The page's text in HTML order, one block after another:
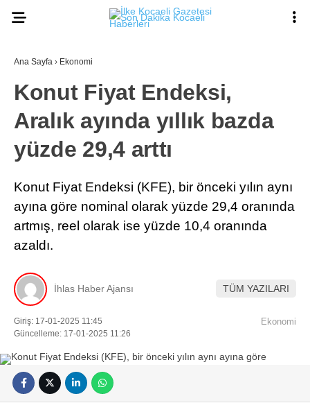
Ana Sayfa › Ekonomi
Konut Fiyat Endeksi,
Aralık ayında yıllık bazda
yüzde 29,4 arttı
Konut Fiyat Endeksi (KFE), bir önceki yılın aynı
ayına göre nominal olarak yüzde 29,4 oranında
artmış, reel olarak ise yüzde 10,4 oranında
azaldı.
İhlas Haber Ajansı TÜM YAZILARI
Giriş: 17-01-2025 11:45
Güncelleme: 17-01-2025 11:26
Ekonomi